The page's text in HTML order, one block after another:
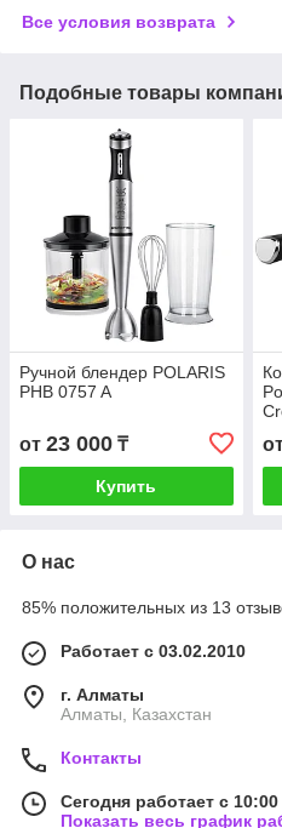
Все условия возврата
Подобные товары
Ручной блендер POLARIS
PHB 0757 A
от 23 000 ₸
Купить
О нас
85% положительных из 13
Работает с 03.02.2010
г. Алматы
Алматы, Казахстан
Контакты
Сегодня работает с
Показать весь график